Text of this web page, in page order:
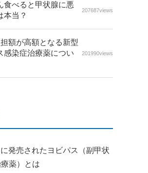
食べると甲状腺に悪
本当？
207687views
額が高額となる新型
感染症治療薬につい
201990views
発売されたヨビパス（副甲状
薬）とは